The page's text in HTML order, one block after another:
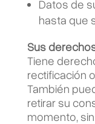
Datos de
hasta que
Sus
Tiene
rectificación
También
retirar su
momento,